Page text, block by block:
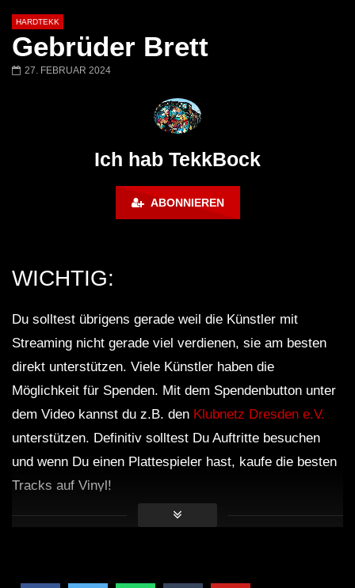
H4U | Minupren vs Craig Mortalis
@ altes Militärgelände
Halberstadt 06.07.13 [HQ]
!◇ [HARDTEKK]
HARDTEKK
Gebrüder Brett
27. FEBRUAR 2024
Ich hab TekkBock
ABONNIEREN
WICHTIG:
Du solltest übrigens gerade weil die Künstler mit
Streaming nicht gerade viel verdienen, sie am besten
direkt unterstützen. Viele Künstler haben die
Möglichkeit für Spenden. Mit dem Spendenbutton unter
dem Video kannst du z.B. den Klubnetz Dresden e.V.
unterstützen. Definitiv solltest Du Auftritte besuchen
und wenn Du einen Plattespieler hast, kaufe die besten
Tracks auf Vinyl!